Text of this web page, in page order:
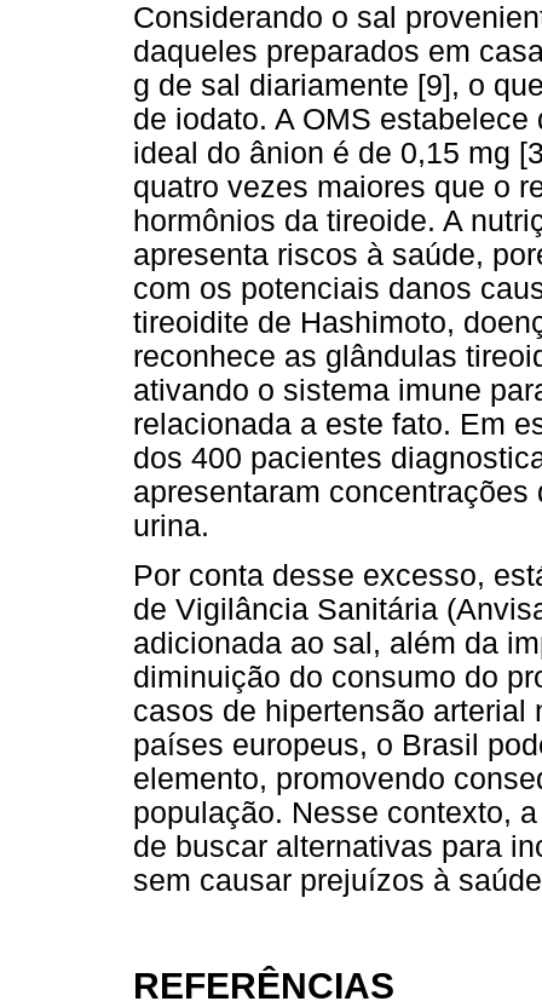
Considerando o sal
daqueles preparados em
g de sal diariamente [9], o
de iodato. A OMS
ideal do ânion é de 0,15 mg
quatro vezes maiores que o
hormônios da tireoide. A
apresenta riscos à saúde,
com os potenciais danos
tireoidite de Hashimoto,
reconhece as glândulas
ativando o sistema imune
relacionada a este fato. Em
dos 400 pacientes
apresentaram
urina.
Por conta desse excesso,
de Vigilância Sanitária
adicionada ao sal, além da
diminuição do consumo do
casos de hipertensão
países europeus, o Brasil
elemento, promovendo
população. Nesse contexto,
de buscar alternativas para
sem causar prejuízos à
REFERÊNCIAS